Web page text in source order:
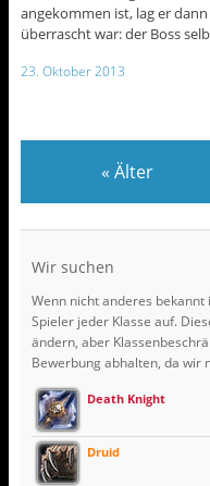
angekommen ist, lag er
überrascht war: der Boss
23. Oktober 2013
« Älter
Wir suchen
Wenn nicht anderes
Spieler jeder Klasse auf.
ändern, aber
Bewerbung abhalten, da wir
Death Knight
Druid